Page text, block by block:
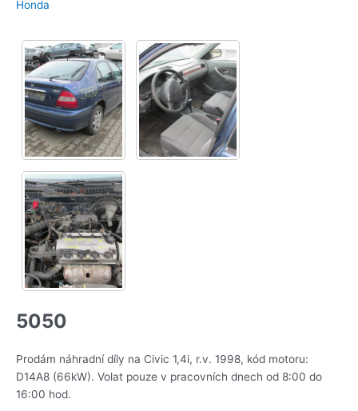
Honda
5050
Prodám náhradní díly na Civic 1,4i, r.v. 1998, kód motoru:
D14A8 (66kW). Volat pouze v pracovních dnech od 8:00 do
16:00 hod.